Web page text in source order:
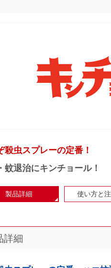
殺虫スプレーの定番！
蚊退治にキンチョール！
製品詳細 使い方と
詳細